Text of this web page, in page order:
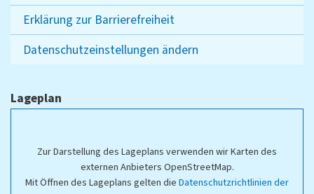
Erklärung zur Barrierefreiheit
Datenschutzeinstellungen ändern
Lageplan
Zur Darstellung des Lageplans verwenden wir Karten des
externen Anbieters OpenStreetMap.
Mit Öffnen des Lageplans gelten die Datenschutzrichtlinien der